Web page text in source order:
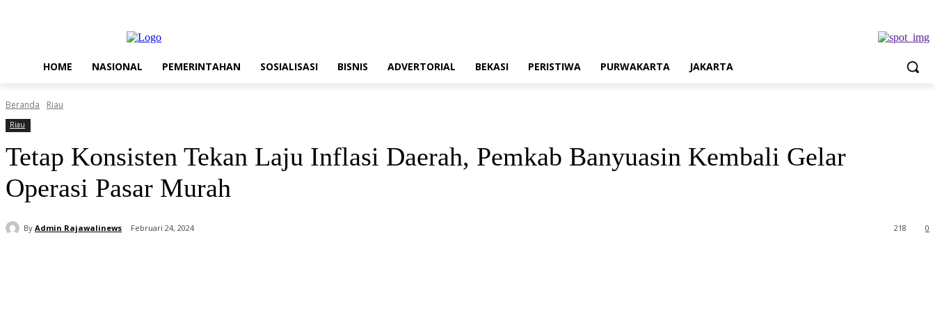
HOME NASIONAL PEMERINTAHAN SOSIALISASI BISNIS ADVERTORIAL BEKASI PERISTIWA PURWAKARTA JAKARTA
Beranda Riau
Riau
Tetap Konsisten Tekan Laju Inflasi Daerah, Pemkab Banyuasin Kembali Gelar
Operasi Pasar Murah
By Admin Rajawalinews Februari 24, 2024 0
218